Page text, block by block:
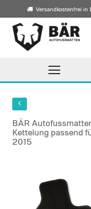
Versandkostenfrei in
Direkt
zum
Inhalt
BÄR
Kettelung passend
2015